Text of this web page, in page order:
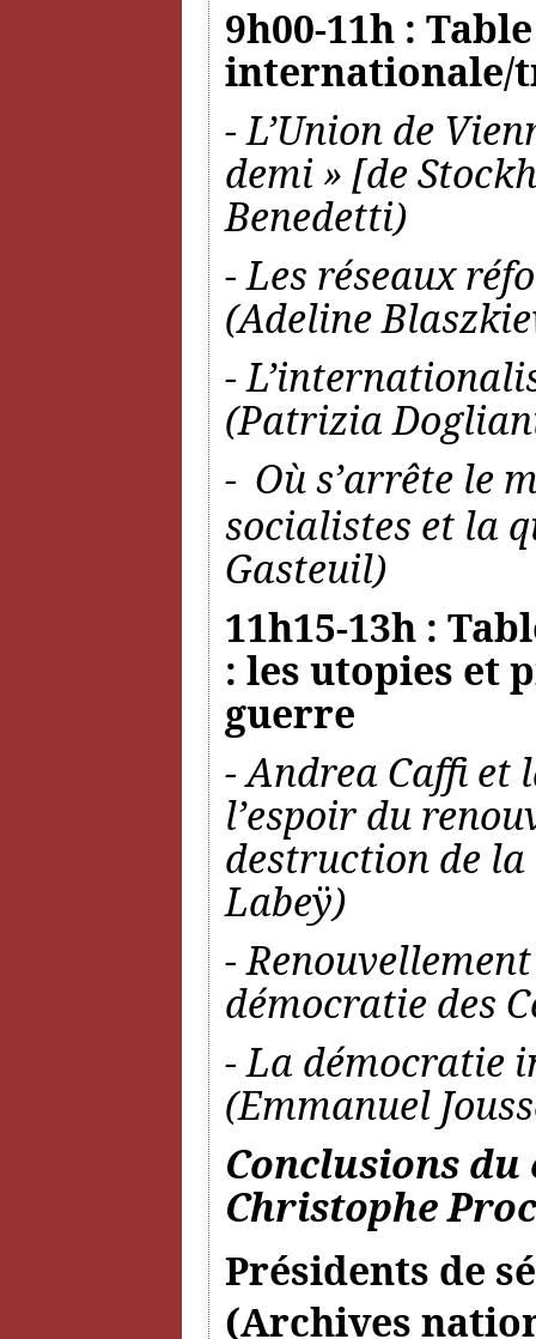
9h00-11h :
internationale/
- L’Union de
demi » [de
Benedetti)
- Les réseaux
(Adeline
-
(Patrizia
- Où s’arrête le
socialistes et la
Gasteuil)
11h15-13h :
: les utopies et
guerre
- Andrea Caffi et
l’espoir du
destruction de
Labeÿ)
-
démocratie des
- La démocratie
(Emmanuel
Conclusions du
Christophe
Présidents de
(Archives